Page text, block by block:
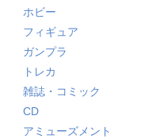
ホビー
フィギュア
ガンプラ
トレカ
雑誌・コミック
CD
アミューズメント